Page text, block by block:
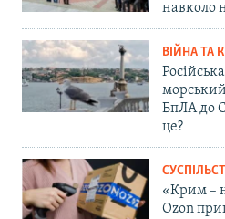
навколо
ВІЙНА ТА
БпЛА до
це?
«Крим –
Ozon